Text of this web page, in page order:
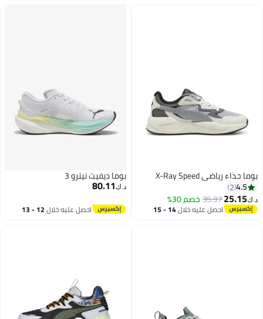
بوما حذاء رياضي X-Ray Speed
4.5
2
د.ك‏25.15
35.97خصم 30%
احصل عليه خلال 14 - 15
4
بوما ديفيت نيترو 3
د.ك‏80.11
احصل عليه خلال 12 - 13